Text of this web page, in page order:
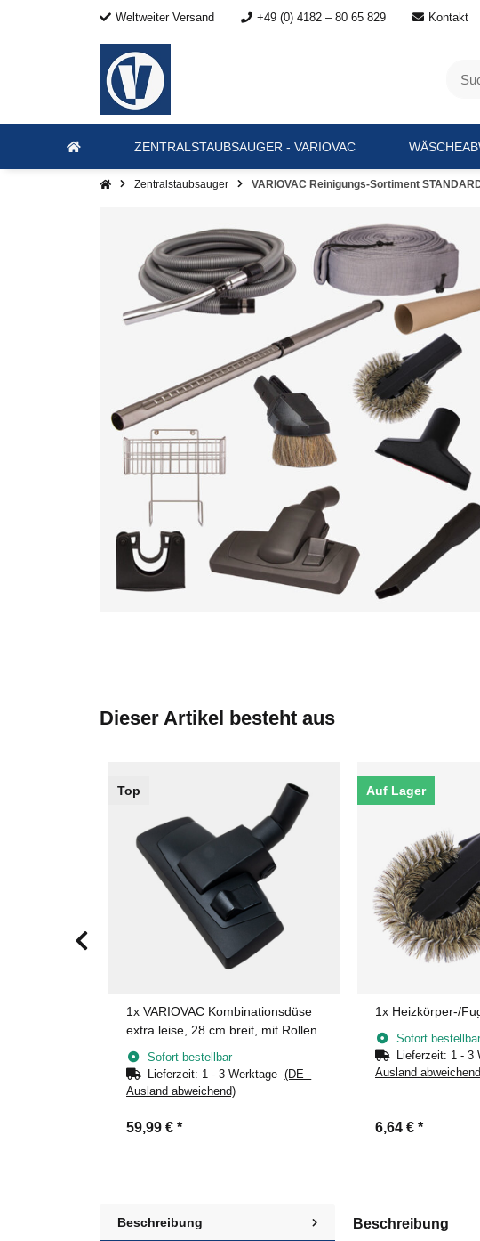
Weltweiter Versand +49 (0) 4182 – 80 65 829 Kontakt
ZENTRALSTAUBSAUGER - VARIOVAC
Zentralstaubsauger VARIOVAC Reinigungs-Sortiment
Dieser Artikel besteht aus
Top
1x VARIOVAC Kombinationsdüse
extra leise, 28 cm breit, mit Rollen
Sofort bestellbar
Lieferzeit: 1 - 3 Werktage(DE -
Ausland abweichend)
59,99 € *
Auf Lager
1x Heizkörper-/
Sofort
Lieferzeit: 1 - 3
Ausland
6,64 € *
Beschreibung Beschreibung